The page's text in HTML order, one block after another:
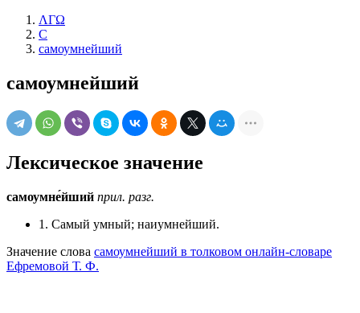
ΛΓΩ
С
самоумнейший
самоумнейший
Лексическое значение
самоумне́йший прил. разг.
1. Самый умный; наиумнейший.
Значение слова самоумнейший в толковом онлайн-словаре
Ефремовой Т. Ф.